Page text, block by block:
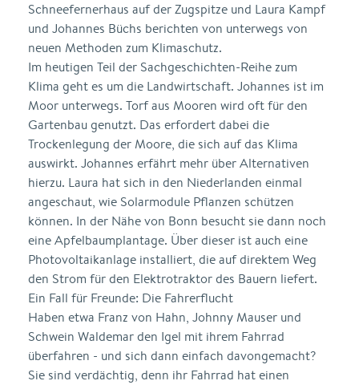
Schneefernerhaus auf der Zugspitze und Laura Kampf
und Johannes Büchs berichten von unterwegs von
neuen Methoden zum Klimaschutz.
Im heutigen Teil der Sachgeschichten-Reihe zum
Klima geht es um die Landwirtschaft. Johannes ist im
Moor unterwegs. Torf aus Mooren wird oft für den
Gartenbau genutzt. Das erfordert dabei die
Trockenlegung der Moore, die sich auf das Klima
auswirkt. Johannes erfährt mehr über Alternativen
hierzu. Laura hat sich in den Niederlanden einmal
angeschaut, wie Solarmodule Pflanzen schützen
können. In der Nähe von Bonn besucht sie dann noch
eine Apfelbaumplantage. Über dieser ist auch eine
Photovoltaikanlage installiert, die auf direktem Weg
den Strom für den Elektrotraktor des Bauern liefert.
Ein Fall für Freunde: Die Fahrerflucht
Haben etwa Franz von Hahn, Johnny Mauser und
Schwein Waldemar den Igel mit ihrem Fahrrad
überfahren - und sich dann einfach davongemacht?
Sie sind verdächtig, denn ihr Fahrrad hat einen